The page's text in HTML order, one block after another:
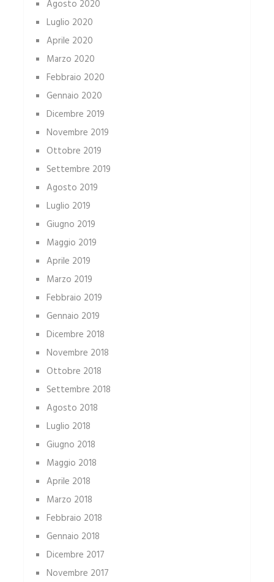
Agosto 2020
Luglio 2020
Aprile 2020
Marzo 2020
Febbraio 2020
Gennaio 2020
Dicembre 2019
Novembre 2019
Ottobre 2019
Settembre 2019
Agosto 2019
Luglio 2019
Giugno 2019
Maggio 2019
Aprile 2019
Marzo 2019
Febbraio 2019
Gennaio 2019
Dicembre 2018
Novembre 2018
Ottobre 2018
Settembre 2018
Agosto 2018
Luglio 2018
Giugno 2018
Maggio 2018
Aprile 2018
Marzo 2018
Febbraio 2018
Gennaio 2018
Dicembre 2017
Novembre 2017